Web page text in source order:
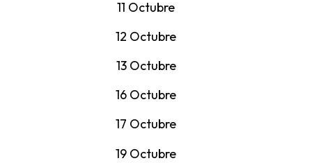
11 Octubre
12 Octubre
13 Octubre
16 Octubre
17 Octubre
19 Octubre